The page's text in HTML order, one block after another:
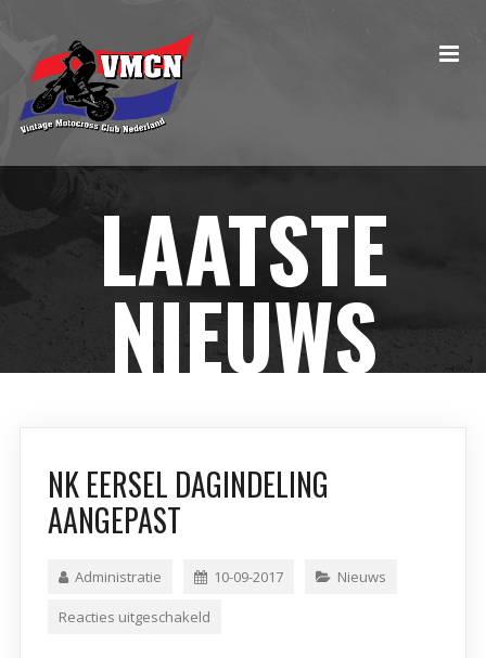
LAATSTE
NIEUWS
NK EERSEL DAGINDELING
AANGEPAST
Administratie 10-09-2017 Nieuws
Reacties uitgeschakeld